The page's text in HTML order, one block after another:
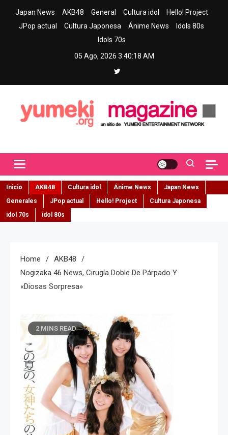
Japan News AKB48 General Cultura idol
Hello! Project
JPop actual
Cultura Japonesa Ánime News
Idols 80s
Idols 70s
05 Ago, 2026 3:40:20 AM
Inicio AKB48 Cultura idol Ánime News
Japan News
Generales
JPop actual Hello! Project
Cultura Japonesa
idol 70s
idol 80s
Home
AKB48
Nogizaka 46 News, Cirugía Doble De Párpado Y
«Diosas Sorpresa»
2 MINS READ